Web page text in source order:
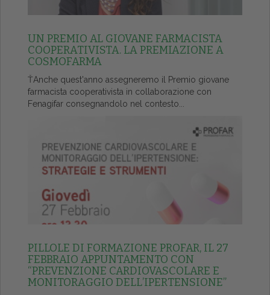
UN PREMIO AL GIOVANE FARMACISTA
COOPERATIVISTA. LA PREMIAZIONE A
COSMOFARMA
ŤAnche quest'anno assegneremo il Premio giovane
farmacista cooperativista in collaborazione con
Fenagifar consegnandolo nel contesto...
PILLOLE DI FORMAZIONE PROFAR, IL 27
FEBBRAIO APPUNTAMENTO CON
“PREVENZIONE CARDIOVASCOLARE E
MONITORAGGIO DELL’IPERTENSIONE”